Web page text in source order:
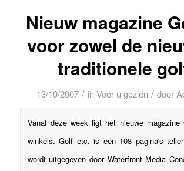
Nieuw magazine
voor zowel de
traditionele
13/10/2007 / inVoor u gezien / door
Vanaf deze week ligt het nieuwe
winkels. Golf etc. is een 108 pagina's
wordt uitgegeven door Waterfront Media